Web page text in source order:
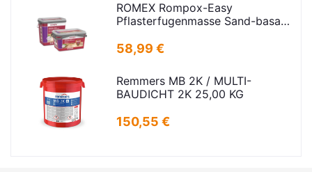
ROMEX Rompox-Easy
Pflasterfugenmasse Sand-basalt
58,99 €
Remmers MB 2K / MULTI-
BAUDICHT 2K 25,00 KG
150,55 €